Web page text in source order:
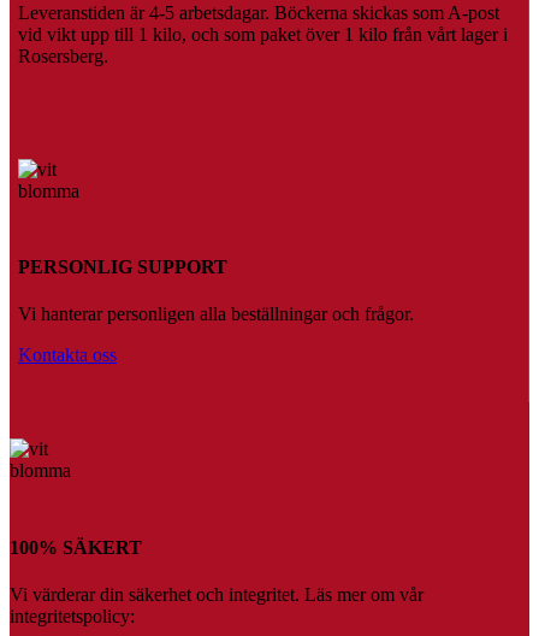
Leveranstiden är 4-5 arbetsdagar. Böckerna skickas som A-post
vid vikt upp till 1 kilo, och som paket över 1 kilo från vårt lager i
Rosersberg.
PERSONLIG SUPPORT
Vi hanterar personligen alla beställningar och frågor.
Kontakta oss
100% SÄKERT
Vi värderar din säkerhet och integritet. Läs mer om vår
integritetspolicy: